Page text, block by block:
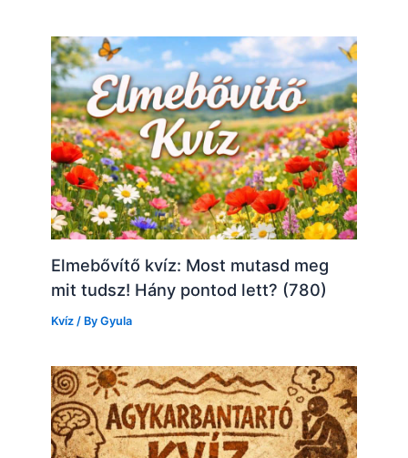
Elmebővítő kvíz: Most mutasd meg
mit tudsz! Hány pontod lett? (780)
Kvíz / ByGyula